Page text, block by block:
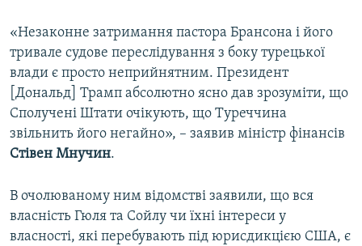
«Незаконне затримання пастора Брансона і його
тривале судове переслідування з боку турецької
влади є просто неприйнятним. Президент
[Дональд] Трамп абсолютно ясно дав зрозуміти, що
Сполучені Штати очікують, що Туреччина
звільнить його негайно», – заявив міністр фінансів
Стівен Мнучин.
В очолюваному ним відомстві заявили, що вся
власність Гюля та Сойлу чи їхні інтереси у
власності, які перебувають під юрисдикцією США, є